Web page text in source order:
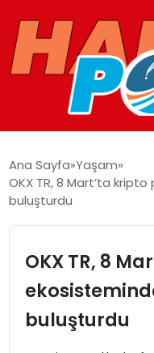
GUNCEL
SPOR
Ana Sayfa Yaşam
OKX TR, 8 Mart’ta
buluşturdu
OKX TR, 8
buluşturdu